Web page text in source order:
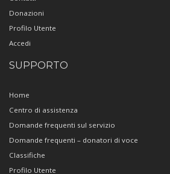
Donazioni
Profilo Utente
Accedi
SUPPORTO
Home
Centro di assistenza
Domande frequenti sul servizio
Domande frequenti – donatori di voce
Classifiche
Profilo Utente